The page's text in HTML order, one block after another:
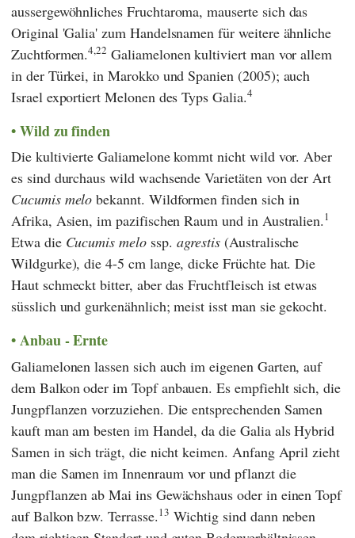
aussergewöhnliches Fruchtaroma, mauserte sich das
Original 'Galia' zum Handelsnamen für weitere ähnliche
Zuchtformen.4,22 Galiamelonen kultiviert man vor allem
in der Türkei, in Marokko und Spanien (2005); auch
Israel exportiert Melonen des Typs Galia.4
Wild zu finden
Die kultivierte Galiamelone kommt nicht wild vor. Aber
es sind durchaus wild wachsende Varietäten von der Art
Cucumis melo bekannt. Wildformen finden sich in
Afrika, Asien, im pazifischen Raum und in Australien.1
Etwa die Cucumis melossp. agrestis(Australische
Wildgurke), die 4-5 cm lange, dicke Früchte hat. Die
Haut schmeckt bitter, aber das Fruchtfleisch ist etwas
süsslich und gurkenähnlich; meist isst man sie gekocht.
Anbau - Ernte
Galiamelonen lassen sich auch im eigenen Garten, auf
dem Balkon oder im Topf anbauen. Es empfiehlt sich, die
Jungpflanzen vorzuziehen. Die entsprechenden Samen
kauft man am besten im Handel, da die Galia als Hybrid
Samen in sich trägt, die nicht keimen. Anfang April zieht
man die Samen im Innenraum vor und pflanzt die
Jungpflanzen ab Mai ins Gewächshaus oder in einen Topf
auf Balkon bzw. Terrasse.13 Wichtig sind dann neben